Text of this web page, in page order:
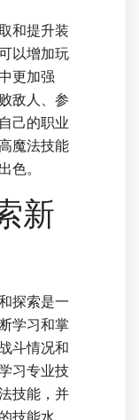
和提升装
以增加玩
更加强
敌人、参
己的职业
魔法技能
色。
新
探索是一
学习和掌
斗情况和
习专业技
技能，并